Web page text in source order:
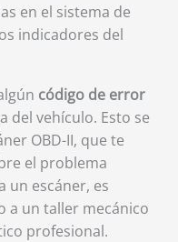
en el sistema de
indicadores del
código de error
del vehículo. Esto se
OBD-II, que te
el problema
un escáner, es
a un taller mecánico
profesional.